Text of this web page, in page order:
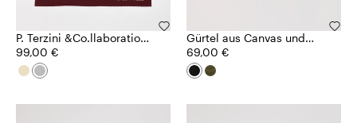
P. Terzini &Co.llaboration
Platzsets
99,00 €
Gürtel aus Canvas und
Leder
69,00 €